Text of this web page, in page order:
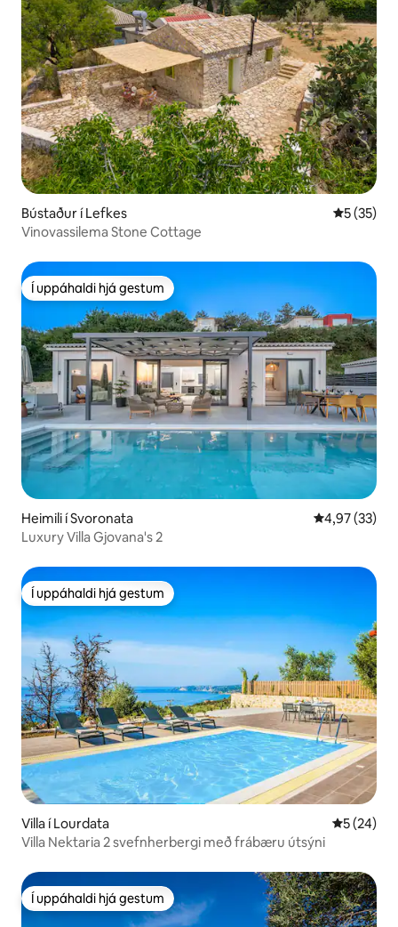
Bústaður í Lefkes 5 af 5 í
5 (35)
Vinovassilema Stone Cottage
Í uppáhaldi hjá gestum
Í uppáhaldi hjá gestum
Heimili í Svoronata 4,97 af 5 í
4,97 (33)
Luxury Villa Gjovana's 2
Í uppáhaldi hjá gestum
Í uppáhaldi hjá gestum
Villa í Lourdata 5 af 5 í
5 (24)
Villa Nektaria 2 svefnherbergi með frábæru útsýni
Í uppáhaldi hjá gestum
Í uppáhaldi hjá gestum